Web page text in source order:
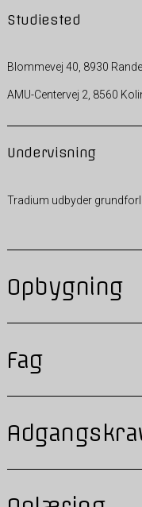
Studiested
Blommevej 40, 8930
AMU-Centervej 2, 8560
Undervisning
Tradium udbyder
Opbygning
Fag